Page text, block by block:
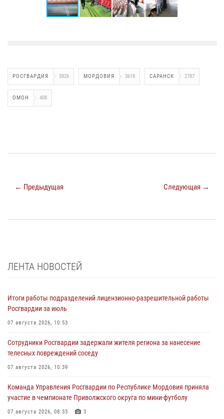
РОСГВАРДИЯ 3926 МОРДОВИЯ 3618 САРАНСК 2787
ОМОН 408
← Предыдущая Следующая →
ЛЕНТА НОВОСТЕЙ
Итоги работы подразделений лицензионно-разрешительной работы
Росгвардии за июль
07 августа 2026, 10:53
Сотрудники Росгвардии задержали жителя региона за нанесение
телесных повреждений соседу
07 августа 2026, 10:39
Команда Управления Росгвардии по Республике Мордовия приняла
участие в чемпионате Приволжского округа по мини-футболу
07 августа 2026, 08:33 3